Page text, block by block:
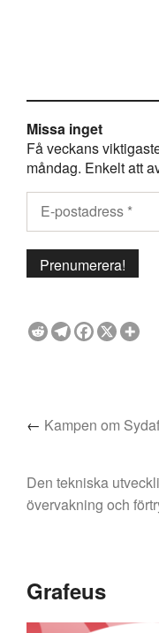
Missa inget
Få veckans
måndag. Enkelt att
← Kampen om
Den tekniska
övervakning och
Grafeus